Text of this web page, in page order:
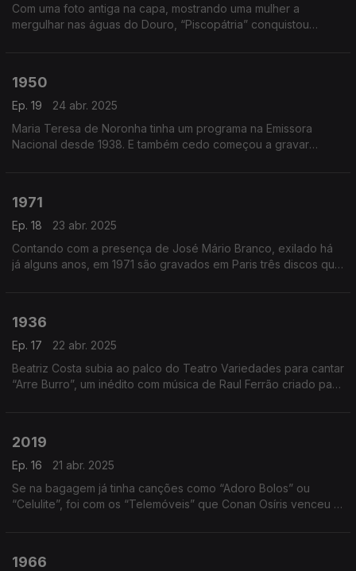
Com uma foto antiga na capa, mostrando uma mulher a
mergulhar nas águas do Douro, “Piscopátria” conquistou
1950
Ep. 19
24 abr. 2025
Maria Teresa de Noronha tinha um programa na Emissora
Nacional desde 1938. E também cedo começou a gravar
1971
Ep. 18
23 abr. 2025
Contando com a presença de José Mário Branco, exilado há
já alguns anos, em 1971 são gravados em Paris três discos que
1936
Ep. 17
22 abr. 2025
Beatriz Costa subia ao palco do Teatro Variedades para cantar
“Arre Burro”, um inédito com música de Raul Ferrão criado para
2019
Ep. 16
21 abr. 2025
Se na bagagem já tinha canções como “Adoro Bolos” ou
“Celulite”, foi com os “Telemóveis” que Conan Osíris venceu o
1966